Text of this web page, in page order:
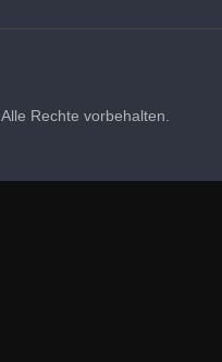
. Alle Rechte vorbehalten.